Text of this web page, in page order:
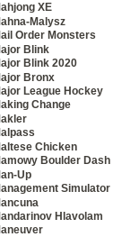
XE
Malysz
Order Monsters
Blink
Blink 2020
Bronx
League Hockey
Change
Chicken
Boulder Dash
Up
Simulator
Hlavolam